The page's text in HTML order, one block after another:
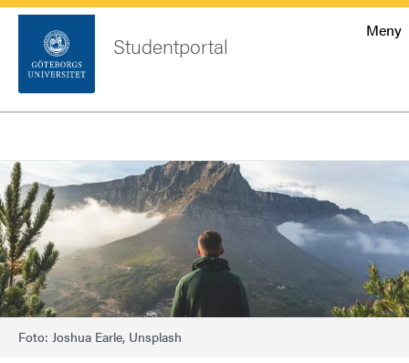
Sök
Meny
Studentportal
in
Sök
Bild
Foto: Joshua Earle, Unsplash